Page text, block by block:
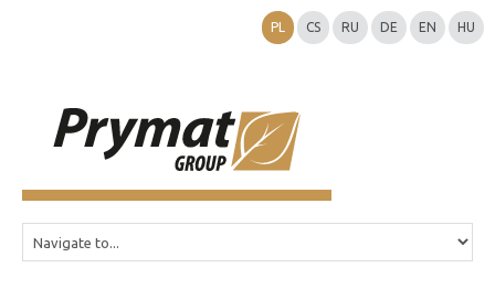
PL CS RU DE EN HU